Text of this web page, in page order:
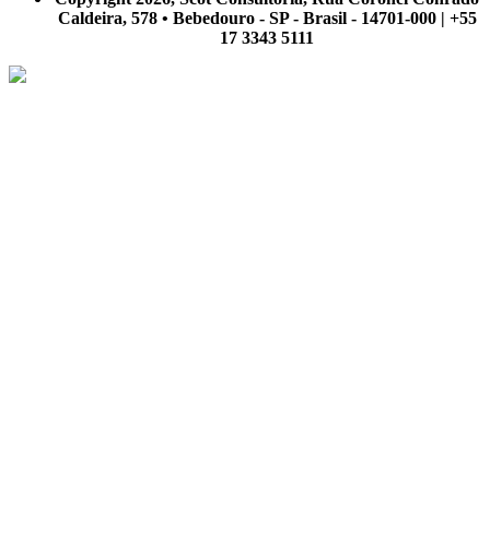
Caldeira, 578 • Bebedouro - SP - Brasil - 14701-000 | +55
17 3343 5111